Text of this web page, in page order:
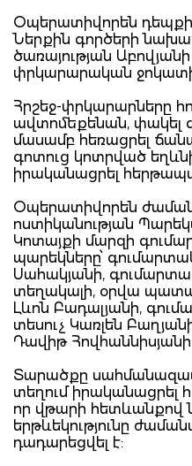
Օպերատիվորեն դեպքի
Ներքին գործերի
ծառայության
փրկարարական ջոկատի
Հրշեջ-փրկարարները
ավտոմեքենան, փակել
մասամբ հեռացրել
գոտուց կոտրված
իրականացրել
Օպերատիվորեն
ոստիկանության
Կոտայքի մարզի
պարեկները՝
Սահակյանի,
տեղակալի, օրվա
Լևոն Բադալյանի,
տեսուչ Կառլեն
Դավիթ Հովհաննիսյանի
Տարածքը
տեղում իրականացրել
որ վթարի հետևանքով
երթևեկությունը
դադարեցվել է: